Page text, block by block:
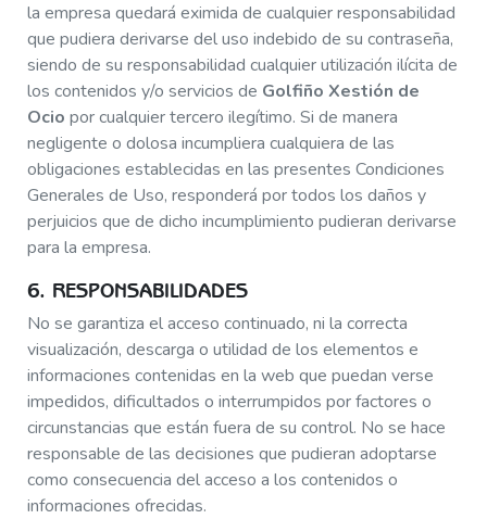
la empresa quedará eximida de cualquier responsabilidad
que pudiera derivarse del uso indebido de su contraseña,
siendo de su responsabilidad cualquier utilización ilícita de
los contenidos y/o servicios de Golfiño Xestión de
Ocio por cualquier tercero ilegítimo. Si de manera
negligente o dolosa incumpliera cualquiera de las
obligaciones establecidas en las presentes Condiciones
Generales de Uso, responderá por todos los daños y
perjuicios que de dicho incumplimiento pudieran derivarse
para la empresa.
6. RESPONSABILIDADES
No se garantiza el acceso continuado, ni la correcta
visualización, descarga o utilidad de los elementos e
informaciones contenidas en la web que puedan verse
impedidos, dificultados o interrumpidos por factores o
circunstancias que están fuera de su control. No se hace
responsable de las decisiones que pudieran adoptarse
como consecuencia del acceso a los contenidos o
informaciones ofrecidas.